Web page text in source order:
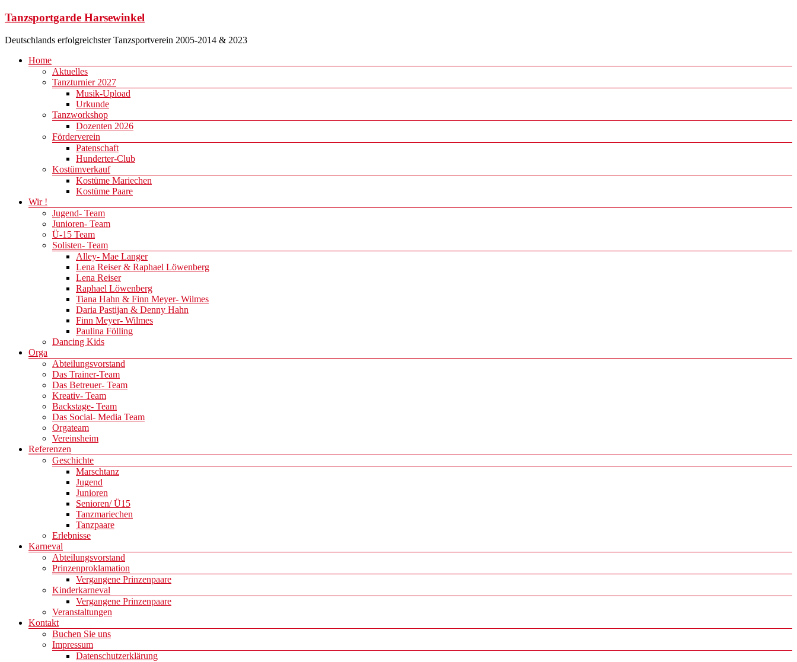
Zum
springen
Tanzsportgarde Harsewinkel
Deutschlands erfolgreichster Tanzsportverein 2005-2014 & 2023
Menü
Home
Aktuelles
Tanzturnier 2027
Musik-Upload
Urkunde
Tanzworkshop
Dozenten 2026
Förderverein
Patenschaft
Hunderter-Club
Kostümverkauf
Kostüme Mariechen
Kostüme Paare
Wir !
Jugend- Team
Junioren- Team
Ü-15 Team
Solisten- Team
Alley- Mae Langer
Lena Reiser & Raphael Löwenberg
Lena Reiser
Raphael Löwenberg
Tiana Hahn & Finn Meyer- Wilmes
Daria Pastijan & Denny Hahn
Finn Meyer- Wilmes
Paulina Fölling
Dancing Kids
Orga
Abteilungsvorstand
Das Trainer-Team
Das Betreuer- Team
Kreativ- Team
Backstage- Team
Das Social- Media Team
Orgateam
Vereinsheim
Referenzen
Geschichte
Marschtanz
Jugend
Junioren
Senioren/ Ü15
Tanzmariechen
Tanzpaare
Erlebnisse
Karneval
Abteilungsvorstand
Prinzenproklamation
Vergangene Prinzenpaare
Kinderkarneval
Vergangene Prinzenpaare
Veranstaltungen
Kontakt
Buchen Sie uns
Impressum
Datenschutzerklärung